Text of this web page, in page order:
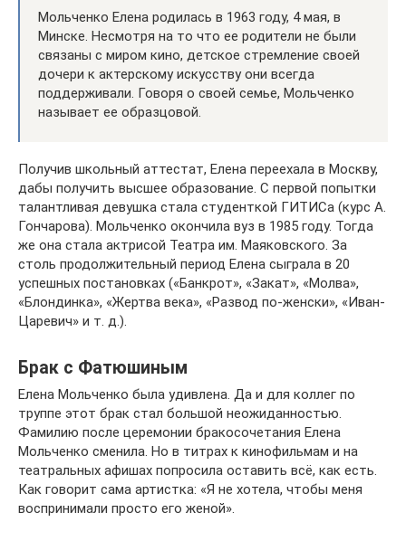
Мольченко Елена родилась в 1963 году, 4 мая, в
Минске. Несмотря на то что ее родители не были
связаны с миром кино, детское стремление своей
дочери к актерскому искусству они всегда
поддерживали. Говоря о своей семье, Мольченко
называет ее образцовой.
Получив школьный аттестат, Елена переехала в Москву,
дабы получить высшее образование. С первой попытки
талантливая девушка стала студенткой ГИТИСа (курс А.
Гончарова). Мольченко окончила вуз в 1985 году. Тогда
же она стала актрисой Театра им. Маяковского. За
столь продолжительный период Елена сыграла в 20
успешных постановках («Банкрот», «Закат», «Молва»,
«Блондинка», «Жертва века», «Развод по-женски», «Иван-
Царевич» и т. д.).
Брак с Фатюшиным
Елена Мольченко была удивлена. Да и для коллег по
труппе этот брак стал большой неожиданностью.
Фамилию после церемонии бракосочетания Елена
Мольченко сменила. Но в титрах к кинофильмам и на
театральных афишах попросила оставить всё, как есть.
Как говорит сама артистка: «Я не хотела, чтобы меня
воспринимали просто его женой».